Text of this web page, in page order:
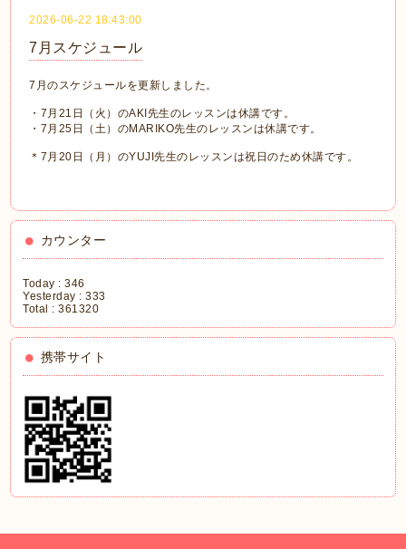
2026-06-22 18:43:00
7月スケジュール
7月のスケジュールを更新しました。
・7月21日（火）のAKI先生のレッスンは休講です。
・7月25日（土）のMARIKO先生のレッスンは休講です。
＊7月20日（月）のYUJI先生のレッスンは祝日のため休講です。
カウンター
Today :346
Yesterday :333
Total :361320
携帯サイト